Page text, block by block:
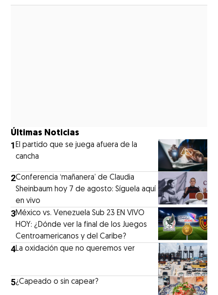
Últimas Noticias
1El partido que se juega afuera de la
cancha
2Conferencia ‘mañanera’ de Claudia
Sheinbaum hoy 7 de agosto: Síguela aquí
en vivo
3México vs. Venezuela Sub 23 EN VIVO
HOY: ¿Dónde ver la final de los Juegos
Centroamericanos y del Caribe?
4La oxidación que no queremos ver
5¿Capeado o sin capear?